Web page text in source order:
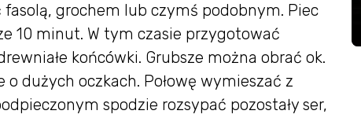
grochem lub czymś podobnym. Piec
10 minut. W tym czasie przygotować
końcówki. Grubsze można obrać ok.
o dużych oczkach. Połowę wymieszać z
spodzie rozsypać pozostały ser,